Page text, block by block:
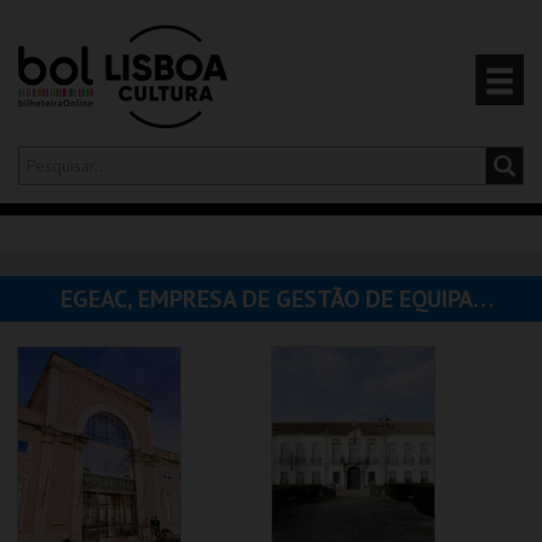
Olá,iniciar sessão
CARRINHO
EVENTOS
CARTÕES
PRODUTOS
EGEAC, EMPRESA DE GESTÃO DE EQUIPAMENTOS E ANIMAÇÃO CULTURAL